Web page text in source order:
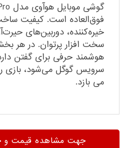
فوق‌العاده است. کیفیت
خیره‌کننده، دوربین‌های
سخت افزار پرتوان. در هر
هوشمند حرفی برای گفتن
سرویس گوگل می‌شود، بازی
می بازد.
جهت مشاهده قیمت و